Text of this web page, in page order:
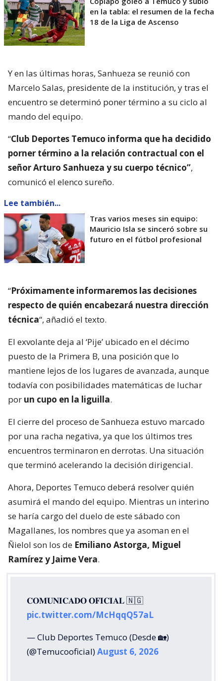
en la tabla: el resumen de la fecha
18 de la Liga de Ascenso
Y en las últimas horas, Sanhueza se reunió con
Marcelo Salas, presidente de la institución, y tras el
encuentro se determinó poner término a su ciclo al
mando del equipo.
“Club Deportes Temuco informa que ha decidido
porner término a la relación contractual con el
señor Arturo Sanhueza y su cuerpo técnico”,
comunicó el elenco sureño.
Lee también...
Tras varios meses sin equipo:
Mauricio Isla se sinceró sobre su
futuro en el fútbol profesional
“Próximamente informaremos las decisiones
respecto de quién encabezará nuestra dirección
técnica“, añadió el texto.
El exvolante deja al ‘Pije’ ubicado en el décimo
puesto de la Primera B, una posición que lo
mantiene lejos de los lugares de avanzada, aunque
todavía con posibilidades matemáticas de luchar
por un cupo en la liguilla.
El cierre del proceso de Sanhueza estuvo marcado
por una racha negativa, ya que los últimos tres
encuentros terminaron en derrotas. Una situación
que terminó acelerando la decisión dirigencial.
Ahora, Deportes Temuco deberá resolver quién
asumirá el mando del equipo. Mientras un interino
se haría cargo del duelo de este sábado con
Magallanes, los nombres que ya asoman en el
Ñielol son los de Emiliano Astorga, Miguel
Ramírez y Jaime Vera.
𝐂𝐎𝐌𝐔𝐍𝐈𝐂𝐀𝐃𝐎 𝐎𝐅𝐈𝐂𝐈𝐀𝐋 🇳🇬
pic.twitter.com/McHqqQ57aL
— Club Deportes Temuco (Desde 🏡)
(@Temucooficial)August 6, 2026